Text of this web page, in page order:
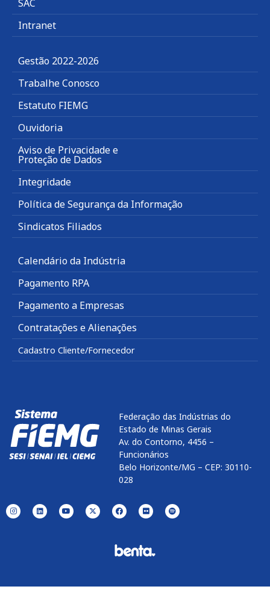
SAC
Intranet
Gestão 2022-2026
Trabalhe Conosco
Estatuto FIEMG
Ouvidoria
Aviso de Privacidade e
Proteção de Dados
Integridade
Política de Segurança da Informação
Sindicatos Filiados
Calendário da Indústria
Pagamento RPA
Pagamento a Empresas
Contratações e Alienações
Cadastro Cliente/Fornecedor
Federação das Indústrias do
Estado de Minas Gerais
Av. do Contorno, 4456 –
Funcionários
Belo Horizonte/MG – CEP: 30110-
028